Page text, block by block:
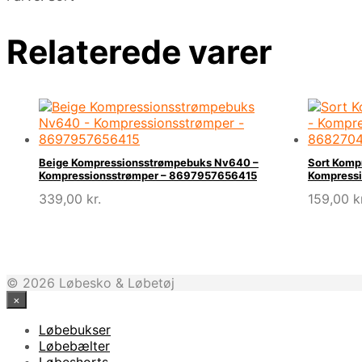
Relaterede varer
Beige Kompressionsstrømpebuks Nv640 –
Kompressionsstrømper – 8697957656415
339,00 kr.
Sort
159,00
© 2026 Løbesko & Løbetøj
×
Løbebukser
Løbebælter